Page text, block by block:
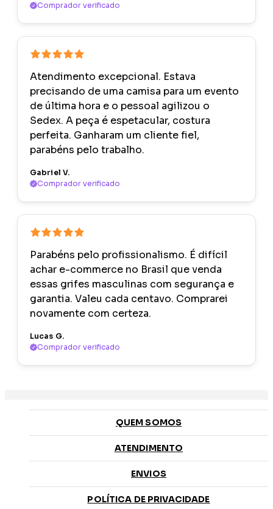
Comprador verificado
Atendimento excepcional. Estava
precisando de uma camisa para um evento
de última hora e o pessoal agilizou o
Sedex. A peça é espetacular, costura
perfeita. Ganharam um cliente fiel,
parabéns pelo trabalho.
Gabriel V.
Comprador verificado
Parabéns pelo profissionalismo. É difícil
achar e-commerce no Brasil que venda
essas grifes masculinas com segurança e
garantia. Valeu cada centavo. Comprarei
novamente com certeza.
Lucas G.
Comprador verificado
QUEM SOMOS
ATENDIMENTO
ENVIOS
POLÍTICA DE PRIVACIDADE